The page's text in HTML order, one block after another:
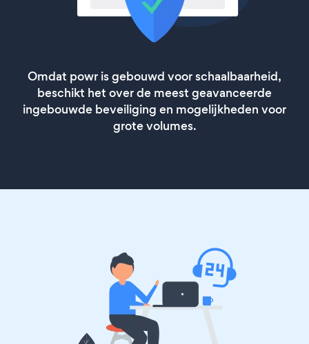
Omdat powr is gebouwd voor schaalbaarheid,
beschikt het over de meest geavanceerde
ingebouwde beveiliging en mogelijkheden voor
grote volumes.